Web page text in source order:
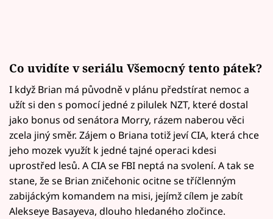
Co uvidíte v seriálu Všemocný tento pátek?
I když Brian má původně v plánu předstírat nemoc a
užít si den s pomocí jedné z pilulek NZT, které dostal
jako bonus od senátora Morry, rázem naberou věci
zcela jiný směr. Zájem o Briana totiž jeví CIA, která chce
jeho mozek využít k jedné tajné operaci kdesi
uprostřed lesů. A CIA se FBI neptá na svolení. A tak se
stane, že se Brian zničehonic ocitne se tříčlenným
zabijáckým komandem na misi, jejímž cílem je zabít
Alekseye Basayeva, dlouho hledaného zločince.